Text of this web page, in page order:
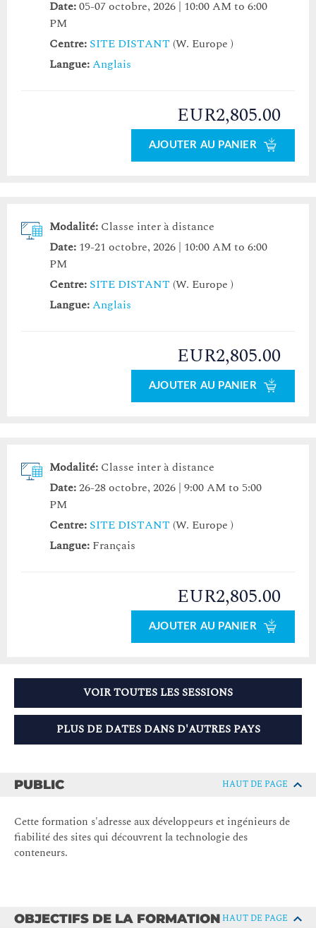
Date:05-07 octobre, 2026 | 10:00 AM to 6:00
PM
Centre: SITE DISTANT (W. Europe )
Langue:Anglais
EUR2,805.00
AJOUTER AU PANIER
Modalité: Classe inter à distance
Date: 19-21 octobre, 2026 | 10:00 AM to 6:00
PM
Centre: SITE DISTANT (W. Europe )
Langue:Anglais
EUR2,805.00
AJOUTER AU PANIER
Modalité: Classe inter à distance
Date:26-28 octobre, 2026 | 9:00 AM to 5:00
PM
Centre: SITE DISTANT (W. Europe )
Langue: Français
EUR2,805.00
AJOUTER AU PANIER
VOIR TOUTES LES SESSIONS
PLUS DE DATES DANS D'AUTRES PAYS
PUBLIC HAUT DE PAGE
Cette formation s'adresse aux développeurs et ingénieurs de
fiabilité des sites qui découvrent la technologie des
conteneurs.
OBJECTIFS DE LA FORMATION HAUT DE PAGE